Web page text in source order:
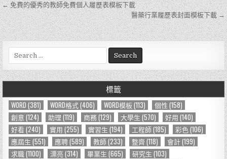
文
章
導
覽
← 免費的優秀的教師免費個人履歷表模板下載
醫藥行業履歷表封面模板下載 →
e
a
r
h
f
o
r
標籤
WORD (381) WORD格式(406) WORD模板(113) 個性 (158)
創意 (124) 助理 (119) 商務(129) 大學生 (570) 好用 (140)
好看 (240) 實用 (255) 實習生 (194) 工程師(185) 彩色 (106)
應屆生 (551) 應聘(589) 教師(233) 整齊(118) 會計(199)
求職(1100) 漂亮 (314) 畢業生 (665) 研究生 (103)